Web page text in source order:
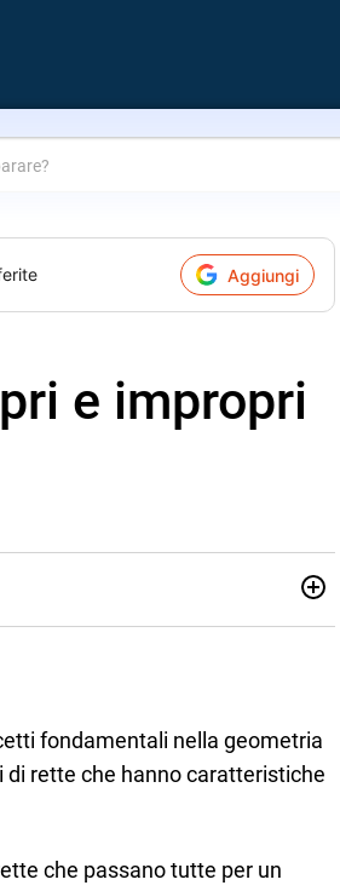
Aggiungi
e impropri
a Padova. Dopo un pò di anni negli
supplenza covid nella classe di
fondamentali nella geometria
rette che hanno caratteristiche
che passano tutte per un